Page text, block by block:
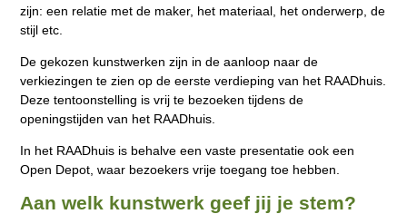
zijn: een relatie met de maker, het materiaal, het onderwerp, de
stijl etc.
De gekozen kunstwerken zijn in de aanloop naar de
verkiezingen te zien op de eerste verdieping van het RAADhuis.
Deze tentoonstelling is vrij te bezoeken tijdens de
openingstijden van het RAADhuis.
In het RAADhuis is behalve een vaste presentatie ook een
Open Depot, waar bezoekers vrije toegang toe hebben.
Aan welk kunstwerk geef jij je stem?